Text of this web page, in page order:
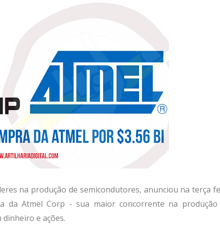
na produção de semicondutores, anunciou na terça
da Atmel Corp - sua maior concorrente na produção
e ações.